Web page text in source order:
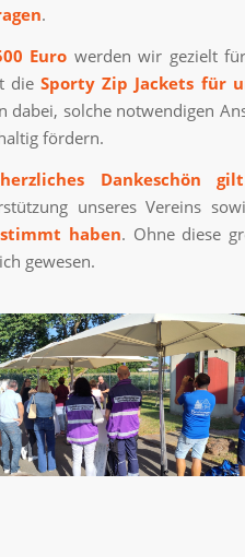
.
Euro werden wir gezielt
dieSporty Zip Jackets für
dabei, solche notwendigen
fördern.
herzliches Dankeschön
unseres Vereins
haben. Ohne diese
gewesen.